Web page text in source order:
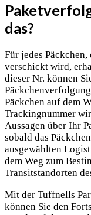
das?
Für jedes
verschickt wird,
dieser Nr. können
Päckchen auf dem
Trackingnummer
Aussagen über Ihr
sobald das
ausgewählten
dem Weg zum
Transitstandorten
Mit der Tuffnells
können Sie den